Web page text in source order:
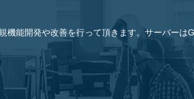
機能開発や改善を行って頂きます。サーバーは